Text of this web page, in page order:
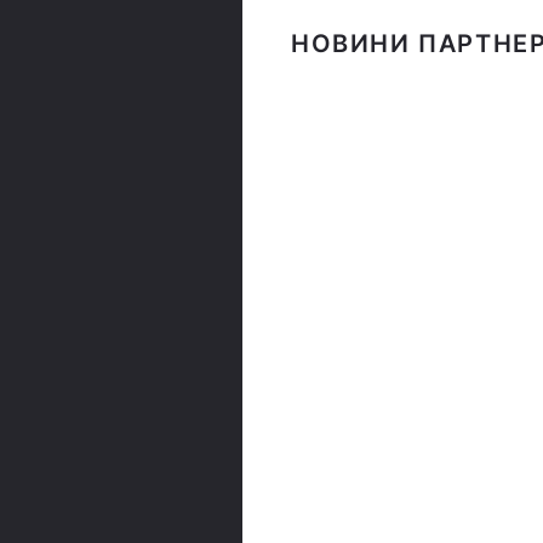
НОВИНИ